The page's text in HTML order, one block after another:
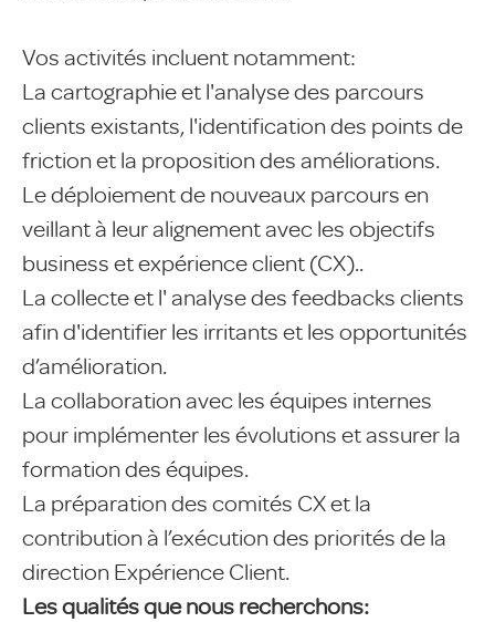
Vos activités incluent notamment:
La cartographie et l'analyse des parcours
clients existants, l'identification des points de
friction et la proposition des améliorations.
Le déploiement de nouveaux parcours en
veillant à leur alignement avec les objectifs
business et expérience client (CX)..
La collecte et l' analyse des feedbacks clients
afin d'identifier les irritants et les opportunités
d’amélioration.
La collaboration avec les équipes internes
pour implémenter les évolutions et assurer la
formation des équipes.
La préparation des comités CX et la
contribution à l’exécution des priorités de la
direction Expérience Client.
Les qualités que nous recherchons: